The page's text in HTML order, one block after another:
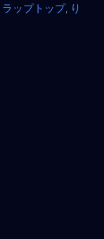
ラップトップ, り